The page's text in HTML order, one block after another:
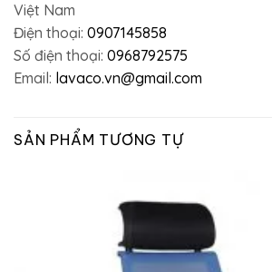
Việt Nam
Điện thoại: 0907145858
Số điện thoại: 0968792575
Email: lavaco.vn@gmail.com
SẢN PHẨM TƯƠNG TỰ